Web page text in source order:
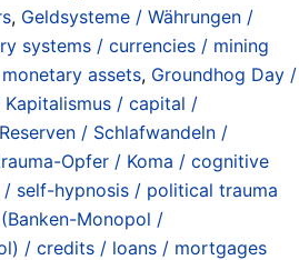
, Geldsysteme / Währungen /
systems / currencies / mining
assets, Groundhog Day /
Kapitalismus / capital /
/ Schlafwandeln /
Opfer / Koma / cognitive
self-hypnosis / political trauma
Monopol /
/ credits / loans / mortgages